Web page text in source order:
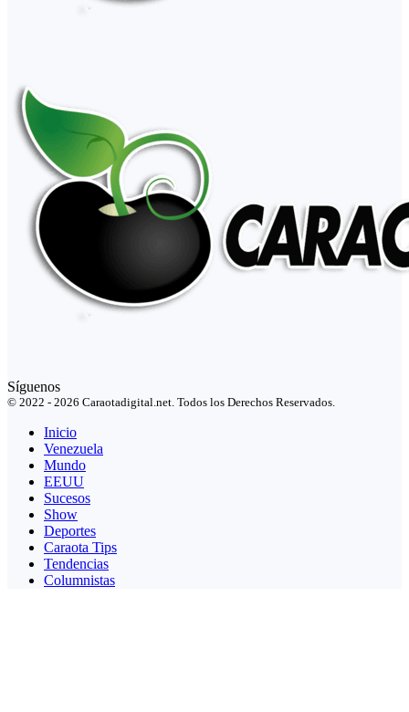
Síguenos
© 2022 - 2026 Caraotadigital.net. Todos los Derechos Reservados.
Inicio
Venezuela
Mundo
EEUU
Sucesos
Show
Deportes
Caraota Tips
Tendencias
Columnistas